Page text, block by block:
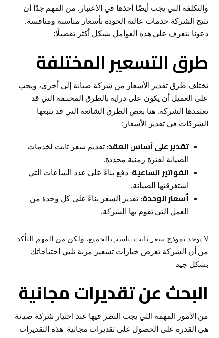
والتكلفة التي يجب أيضًا أخذها في الاعتبار. من المهم جدًا أن
تتيح الشركة خدمات عالية الجودة بأسعار مناسبة ومنافسة.
دعونا نتعرف على هذه العوامل بشكل أكثر تفصيلًا:
طرق التسعير المختلفة
تختلف طرق تقدير الأسعار من شركة صيانة إلى أخرى، ويجب
على العميل أن يكون على دراية بالطرق المختلفة التي قد
تعتمدها الشركة. هنا بعض الطرق الشائعة التي قد تتبعها
الشركات في تقدير الأسعار:
تقدير على أساس العقد: تقديم سعر ثابت لخدمات
الصيانة لفترة زمنية محددة.
الفواتير الساعية: دفع بناءً على عدد الساعات التي
استغرقتها الصيانة.
أسعار الوحدة: تقدير السعر بناءً على كل وحدة من
العمل التي تقوم بها الشركة.
لا يوجد نموذج سعر ثابت يناسب الجميع، ولكن من المهم التأكد
من أن الشركة تعرض خيارات تسعير مرنة تلبي احتياجاتك
بشكل جيد.
البحث عن تقديرات مجانية
من الأمور المهمة التي يجب النظر فيها عند اختيار شركة صيانة
هي القدرة على الحصول على تقديرات مجانية. هذه التقديرات